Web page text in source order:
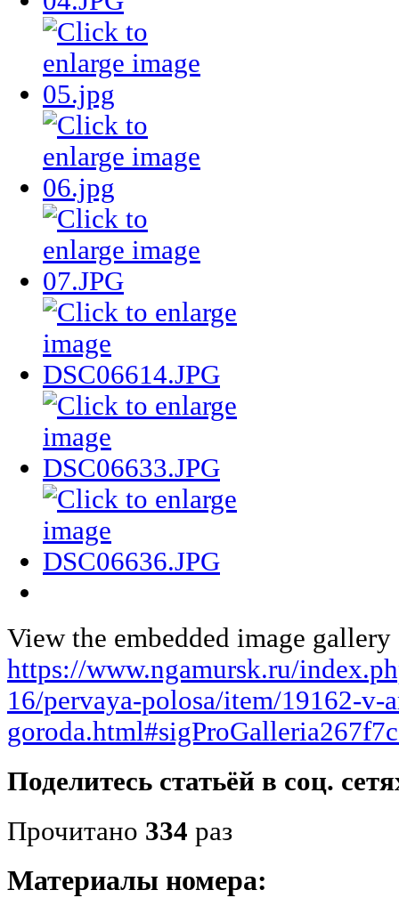
View the embedded image
https://www.ngamursk.ru/
16/pervaya-polosa/item/19162-v-
Поделитесь статьёй в соц.
Прочитано 334 раз
Материалы номера: